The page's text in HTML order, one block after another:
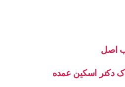
اصل
دکتر اسکین عمده